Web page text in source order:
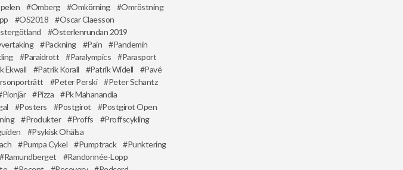
Omberg Omkörning
Omröstning
OS2018
Oscar Claesson
Österlenrundan 2019
Packning Pain
Pandemin
Paraidrott Paralympics
Parasport
Ekwall Patrik Korall Patrik Widell
Pavé
Peter Perski
Peter Schantz
Pionjär Pizza
Pk Mahanandia
Posters Postgirot
Postgirot Open
Produkter Proffs
Proffscykling
Psykisk Ohälsa
Pumpa Cykel Pumptrack
Punktering
Ramundberget
Randonnée-Lopp